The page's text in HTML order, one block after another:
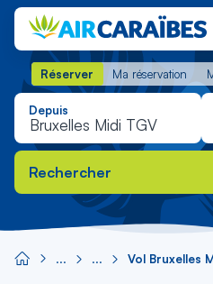
Réserver Ma réservation
Réserver Ma réservation
Depuis
Rechercher
Vol Bruxelles